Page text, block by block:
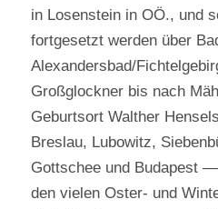
in Losenstein in OÖ., und
fortgesetzt werden über
Alexandersbad/
Großglockner bis nach
Geburtsort Walther
Breslau, Lubowitz,
Gottschee und Budapest
den vielen Oster- und